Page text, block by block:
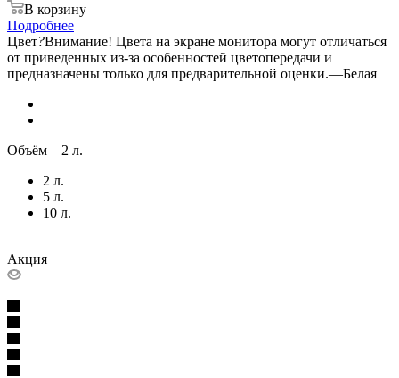
В корзину
Подробнее
Цвет?Внимание! Цвета на экране монитора могут отличаться
от приведенных из-за особенностей цветопередачи и
предназначены только для предварительной оценки.—Белая
Объём—2 л.
2 л.
5 л.
10 л.
Акция